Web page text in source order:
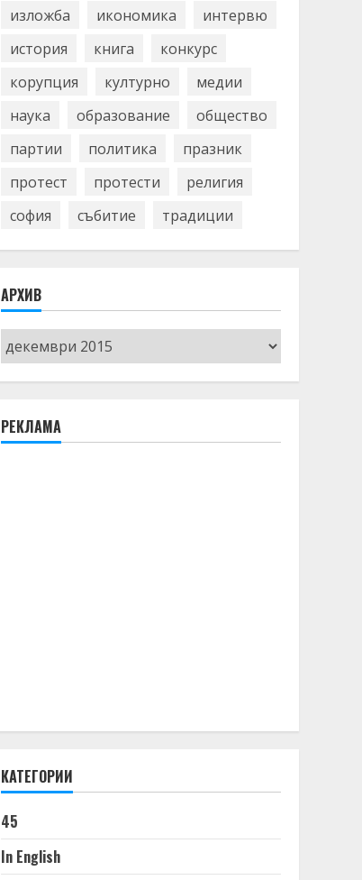
изложба
икономика
интервю
история
книга
конкурс
корупция
културно
медии
наука
образование
общество
партии
политика
празник
протест
протести
религия
софия
събитие традиции
АРХИВ
Архив
РЕКЛАМА
КАТЕГОРИИ
45
In English